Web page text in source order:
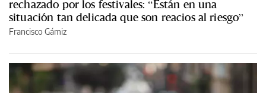
rechazado por los festivales: “Están en una
situación tan delicada que son reacios al riesgo”
Francisco Gámiz